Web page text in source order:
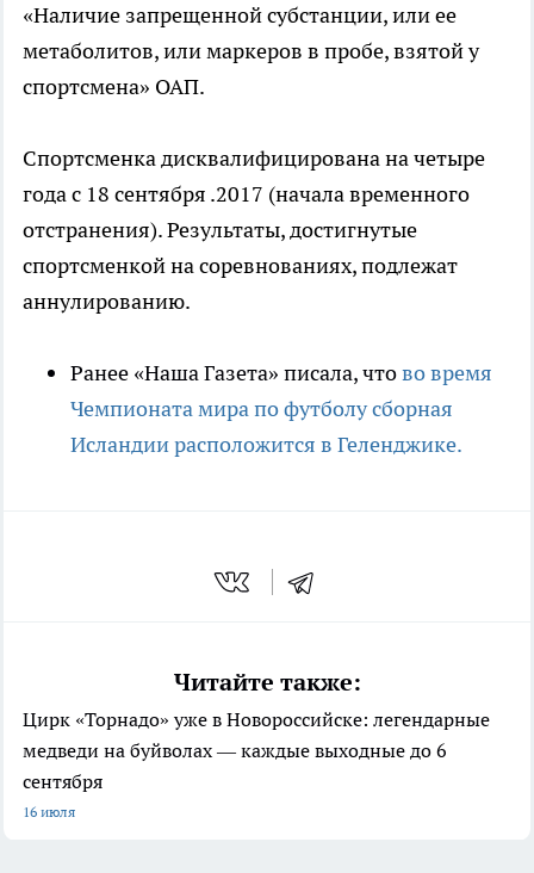
«Наличие запрещенной субстанции, или ее
метаболитов, или маркеров в пробе, взятой у
спортсмена» ОАП.
Спортсменка дисквалифицирована на четыре
года с 18 сентября .2017 (начала временного
отстранения). Результаты, достигнутые
спортсменкой на соревнованиях, подлежат
аннулированию.
Ранее «Наша Газета» писала, чтово время
Чемпионата мира по футболу сборная
Исландии расположится в Геленджике.
Читайте также:
Цирк «Торнадо» уже в Новороссийске: легендарные
медведи на буйволах — каждые выходные до 6
сентября
16 июля